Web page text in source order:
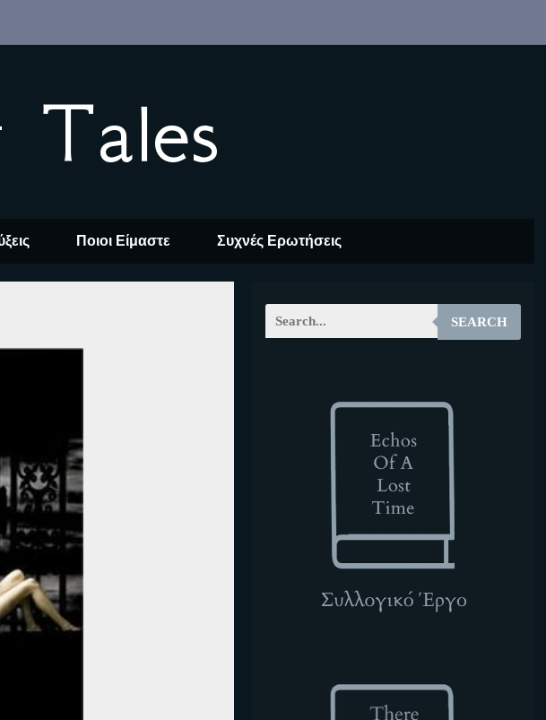
Tales
Ποιοι Είμαστε Συχνές Ερωτήσεις
SEARCH